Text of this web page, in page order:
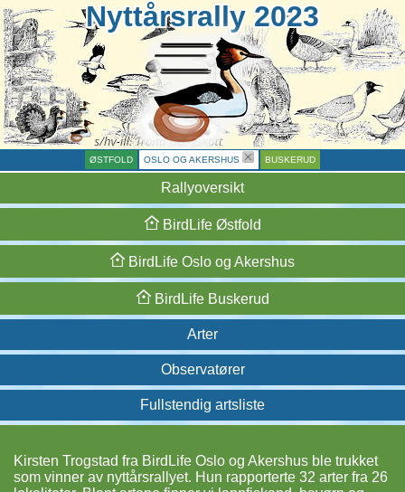
Nyttårsrally 2023
ØSTFOLD OSLO OG AKERSHUS BUSKERUD
Rallyoversikt
BirdLifeØstfold
BirdLife Oslo og Akershus
BirdLifeBuskerud
Arter
Observatører
Fullstendig artsliste
Kirsten Trogstad fra BirdLife Oslo og Akershus ble trukket
som vinner av nyttårsrallyet. Hun rapporterte 32 arter fra 26